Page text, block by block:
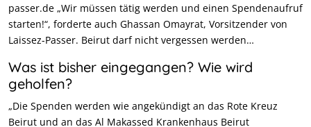
passer.de „Wir müssen tätig werden und einen Spendenaufruf
starten!“, forderte auch Ghassan Omayrat, Vorsitzender von
Laissez-Passer. Beirut darf nicht vergessen werden…
Was ist bisher eingegangen? Wie wird
geholfen?
„Die Spenden werden wie angekündigt an das Rote Kreuz
Beirut und an das Al Makassed Krankenhaus Beirut